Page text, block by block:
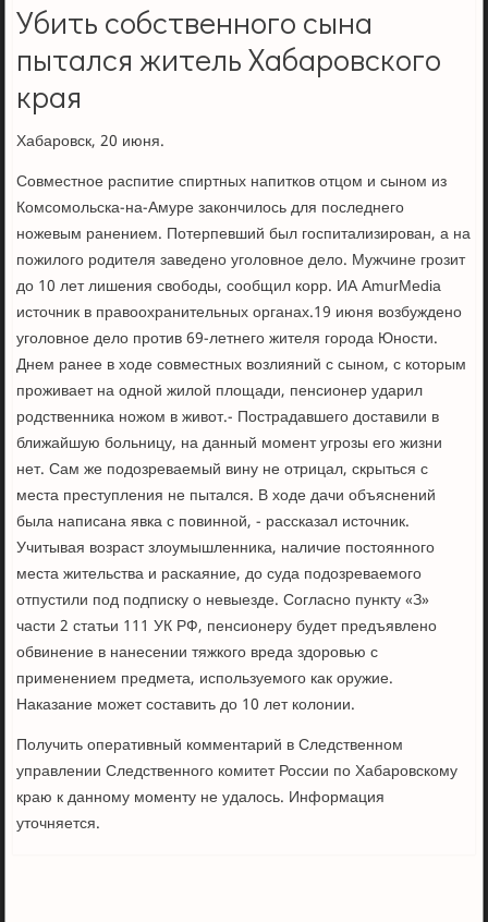
Убить собственного сына
пытался житель Хабаровского
края
Хабаровск, 20 июня.
Совместное распитие спиртных напитков отцом и сыном из
Комсомольска-на-Амуре закончилось для последнего
ножевым ранением. Потерпевший был госпитализирован, а на
пожилого родителя заведено уголовное дело. Мужчине грозит
до 10 лет лишения свободы, сообщил корр. ИА AmurMedia
источник в правоохранительных органах.19 июня возбуждено
уголовное дело против 69-летнего жителя города Юности.
Днем ранее в ходе совместных возлияний с сыном, с которым
проживает на одной жилой площади, пенсионер ударил
родственника ножом в живот.- Пострадавшего доставили в
ближайшую больницу, на данный момент угрозы его жизни
нет. Сам же подозреваемый вину не отрицал, скрыться с
места преступления не пытался. В ходе дачи объяснений
была написана явка с повинной, - рассказал источник.
Учитывая возраст злоумышленника, наличие постоянного
места жительства и раскаяние, до суда подозреваемого
отпустили под подписку о невыезде. Согласно пункту «З»
части 2 статьи 111 УК РФ, пенсионеру будет предъявлено
обвинение в нанесении тяжкого вреда здоровью с
применением предмета, используемого как оружие.
Наказание может составить до 10 лет колонии.
Получить оперативный комментарий в Следственном
управлении Следственного комитет России по Хабаровскому
краю к данному моменту не удалось. Информация
уточняется.